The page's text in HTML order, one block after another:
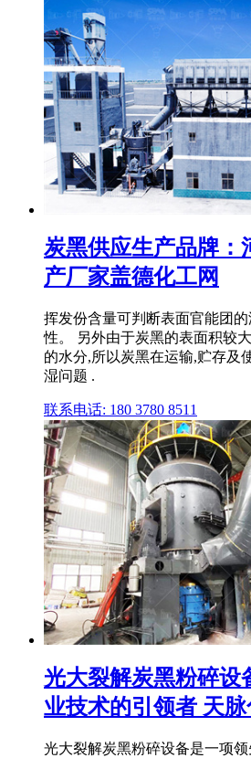
炭黑供应生产品牌：
产厂家盖德化工网
挥发份含量可判断表面官能团
性。 另外由于炭黑的表面积较
的水分,所以炭黑在运输,贮存及
湿问题 .
联系电话: 180 3780 8511
光大裂解炭黑粉碎设
业技术的引领者 天
光大裂解炭黑粉碎设备是一项